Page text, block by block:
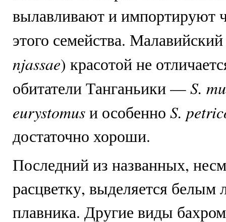
вылавливают и импортируют
этого семейства.
njassae) красотой не
обитатели Танганьики —S.
eurystomusи особенно S.
достаточно хороши.
Последний из названных,
расцветку, выделяется белым
плавника. Другие виды